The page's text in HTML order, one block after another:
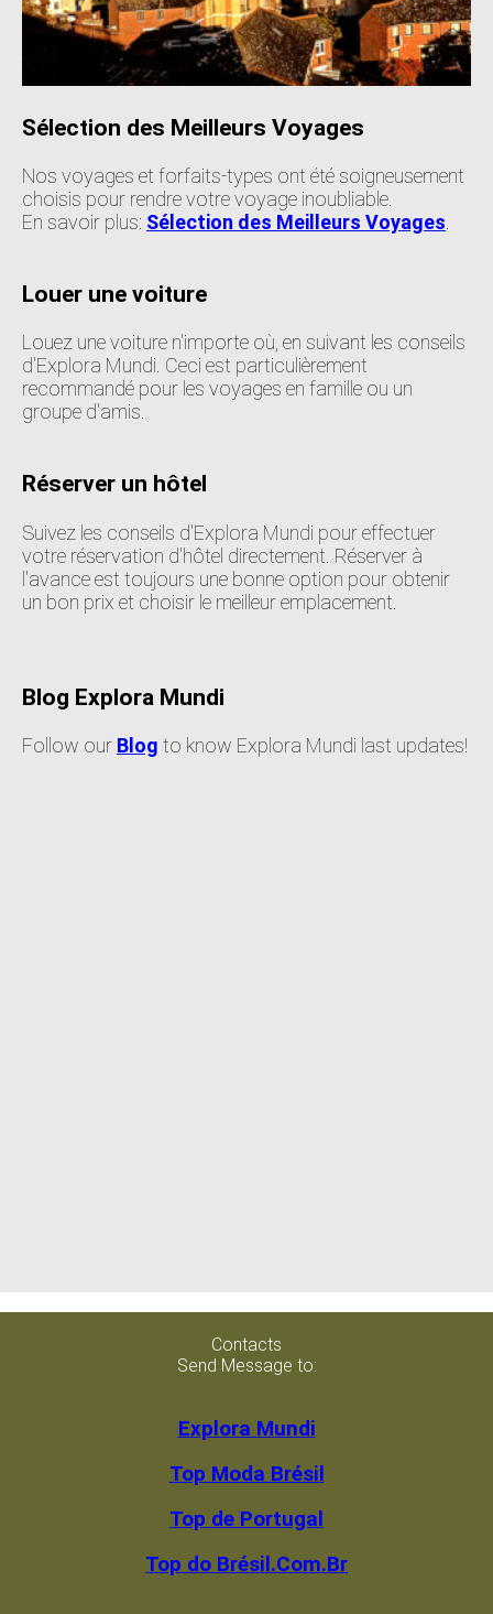
Sélection des Meilleurs Voyages
Nos voyages et forfaits-types ont été soigneusement
choisis pour rendre votre voyage inoubliable.
En savoir plus: Sélection des Meilleurs Voyages.
Louer une voiture
Louez une voiture n'importe où, en suivant les conseils
d'Explora Mundi. Ceci est particulièrement
recommandé pour les voyages en famille ou un
groupe d'amis.
Réserver un hôtel
Suivez les conseils d'Explora Mundi pour effectuer
votre réservation d'hôtel directement. Réserver à
l'avance est toujours une bonne option pour obtenir
un bon prix et choisir le meilleur emplacement.
Blog Explora Mundi
Follow our Blog to know Explora Mundi last updates!
Contacts
Send Message to:
Explora Mundi
Top Moda Brésil
Top de Portugal
Top do Brésil.Com.Br